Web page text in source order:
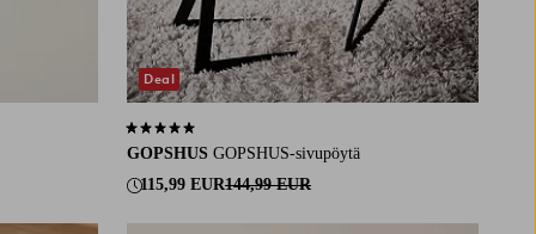
GOPSHUS GOPSHUS-sivupöytä
115,99 EUR144,99 EUR
4,9 perustuen 10 arvosanaan
Deal